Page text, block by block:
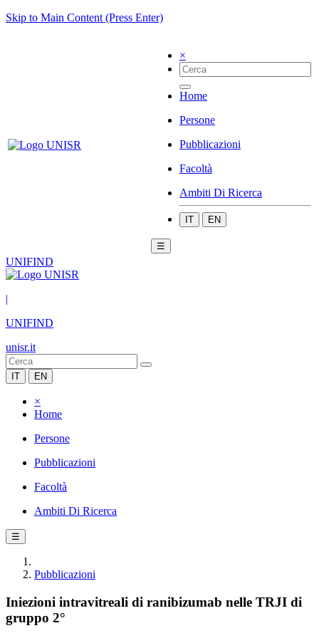
Skip to Main Content (Press Enter)
×
Home
Persone
Pubblicazioni
Facoltà
Ambiti Di Ricerca
IT EN
☰
UNIFIND
|
UNIFIND
unisr.it
IT EN
×
Home
Persone
Pubblicazioni
Facoltà
Ambiti Di Ricerca
☰
Pubblicazioni
Iniezioni intravitreali di ranibizumab nelle TRJI di
gruppo 2°